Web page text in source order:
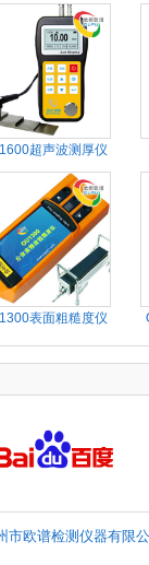
超声波测厚仪
表面粗糙度仪
市欧谱检测仪器有限